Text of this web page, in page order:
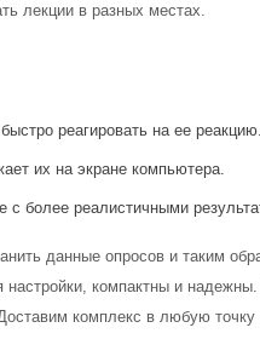
лекции в разных местах.
реагировать на ее реакцию.
их на экране компьютера.
с более реалистичными
данные опросов и таким
компактны и
комплекс в любую